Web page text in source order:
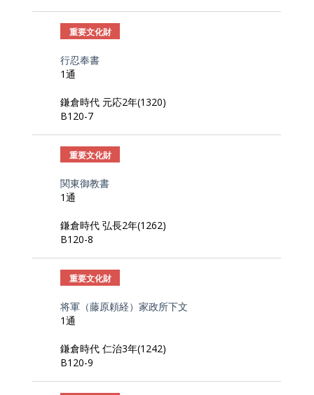
重要文化財
行忍奉書
1通
鎌倉時代 元応2年(1320)
B120-7
重要文化財
関東御教書
1通
鎌倉時代 弘長2年(1262)
B120-8
重要文化財
将軍（藤原頼経）家政所下文
1通
鎌倉時代 仁治3年(1242)
B120-9